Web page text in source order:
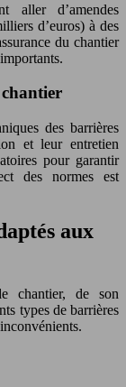
aller d’amendes
d’euros) à des
du chantier
des barrières
et leur entretien
pour garantir
des normes est
aux
chantier, de son
types de barrières